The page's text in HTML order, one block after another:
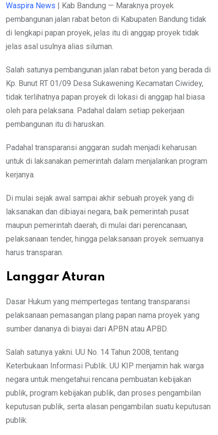
Waspira News | Kab Bandung — Maraknya proyek
pembangunan jalan rabat beton di Kabupaten Bandung tidak
di lengkapi papan proyek, jelas itu di anggap proyek tidak
jelas asal usulnya alias siluman.
Salah satunya pembangunan jalan rabat beton yang berada di
Kp. Bunut RT 01/09 Desa Sukawening Kecamatan Ciwidey,
tidak terlihatnya papan proyek di lokasi di anggap hal biasa
oleh para pelaksana. Padahal dalam setiap pekerjaan
pembangunan itu di haruskan.
Padahal transparansi anggaran sudah menjadi keharusan
untuk di laksanakan pemerintah dalam menjalankan program
kerjanya.
Di mulai sejak awal sampai akhir sebuah proyek yang di
laksanakan dan dibiayai negara, baik pemerintah pusat
maupun pemerintah daerah, di mulai dari perencanaan,
pelaksanaan tender, hingga pelaksanaan proyek semuanya
harus transparan.
Langgar Aturan
Dasar Hukum yang mempertegas tentang transparansi
pelaksanaan pemasangan plang papan nama proyek yang
sumber dananya di biayai dari APBN atau APBD.
Salah satunya yakni. UU No. 14 Tahun 2008, tentang
Keterbukaan Informasi Publik. UU KIP menjamin hak warga
negara untuk mengetahui rencana pembuatan kebijakan
publik, program kebijakan publik, dan proses pengambilan
keputusan publik, serta alasan pengambilan suatu keputusan
publik.